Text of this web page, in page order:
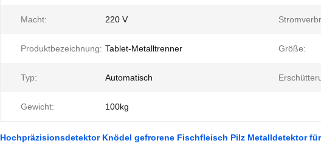
Macht: 220 V
Produktbezeichnung: Tablet-Metalltrenner Größe:
Typ: Automatisch
Gewicht: 100kg
Hochpräzisionsdetektor Knödel gefrorene Fischfleisch Pilz Metalldetektor